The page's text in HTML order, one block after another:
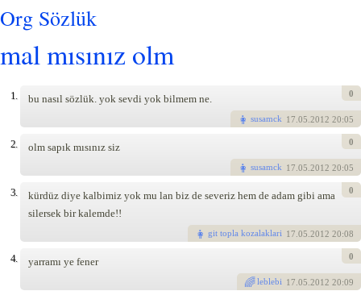
Org Sözlük
mal mısınız olm
1. bu nasıl sözlük. yok sevdi yok bilmem ne.
susamck 17.05.2012 20:05
0
2. olm sapık mısınız siz
susamck 17.05.2012 20:05
0
3.
kürdüz diye kalbimiz yok mu lan biz de severiz hem de adam gibi ama
silersek bir kalemde!!
git topla kozalaklari 17.05.2012 20:08
0
4. yarramı ye fener
leblebi 17.05.2012 20:09
0